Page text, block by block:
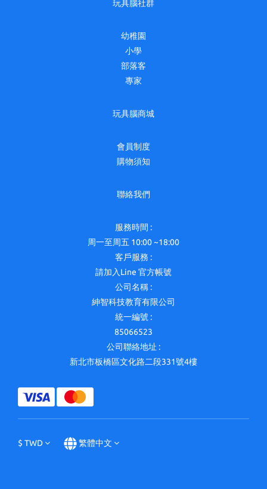
玩具腦社群
幼稚園
小學
部落客
專家
玩具腦商城
會員制度
購物須知
聯絡我們
服務時間 :
周一至周五 10:00 ~18:00
客戶服務 :
請加入Line 官方帳號
公司名稱 :
紳智科技教育有限公司
統一編號 :
85066523
公司聯絡地址 :
新北市板橋區文化路二段331號4樓
$ TWD 繁體中文